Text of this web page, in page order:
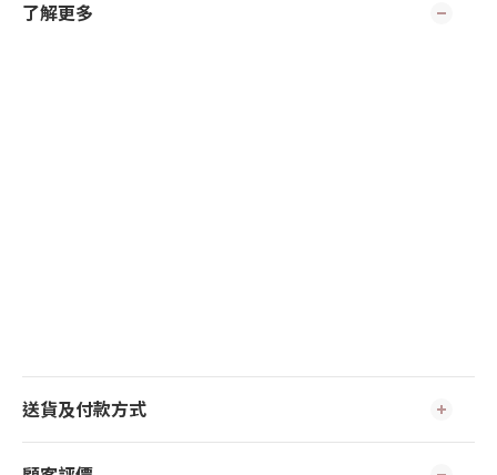
了解更多
送貨及付款方式